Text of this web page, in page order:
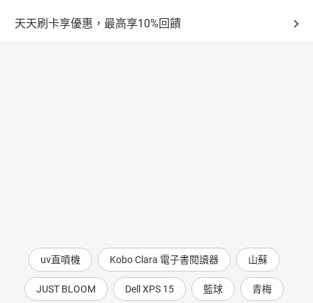
天天刷卡享優惠，最高享10%回饋
uv直噴機 Kobo Clara 電子書閱讀器 山蘇
JUST BLOOM Dell XPS 15 籃球 青梅